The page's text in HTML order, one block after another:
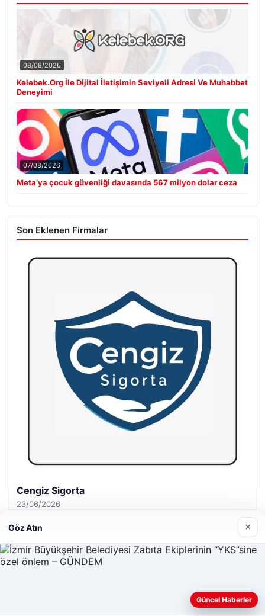
08/08/2026
Kelebek.Org İle Dijital İletişimin Seviyeli Adresi Ve Muhabbet
Deneyimi
07/08/2026
Meta’ya çocuk güvenliği davasında 567 milyon dolar ceza
Son Eklenen Firmalar
Hastaş Beton
26/05/2026
Web sitemizi nasıl kullandığınızı daha iyi anlayabilmek,
Göz Atın ×
Güncel Haberler